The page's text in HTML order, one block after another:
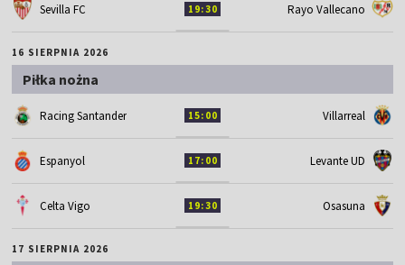
Sevilla FC 19:30 Rayo Vallecano
16 SIERPNIA 2026
Piłka nożna
Racing Santander 15:00 Villarreal
Espanyol 17:00 Levante UD
Celta Vigo 19:30 Osasuna
17 SIERPNIA 2026